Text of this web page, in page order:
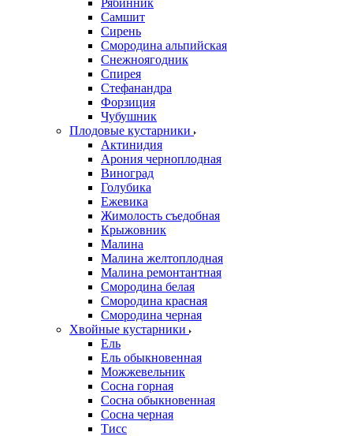
Рябинник
Самшит
Сирень
Смородина альпийская
Снежноягодник
Спирея
Стефанандра
Форзиция
Чубушник
Плодовые кустарники
Актинидия
Арония черноплодная
Виноград
Голубика
Ежевика
Жимолость съедобная
Крыжовник
Малина
Малина желтоплодная
Малина ремонтантная
Смородина белая
Смородина красная
Смородина черная
Хвойные кустарники
Ель
Ель обыкновенная
Можжевельник
Сосна горная
Сосна обыкновенная
Сосна черная
Тисс